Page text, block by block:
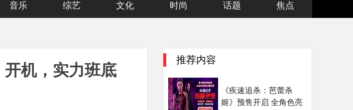
音乐 综艺 文化 时尚 话题 焦点
机，实力班底
推荐内容
《疾速追杀：芭蕾杀
姬》预售开启 全角色亮